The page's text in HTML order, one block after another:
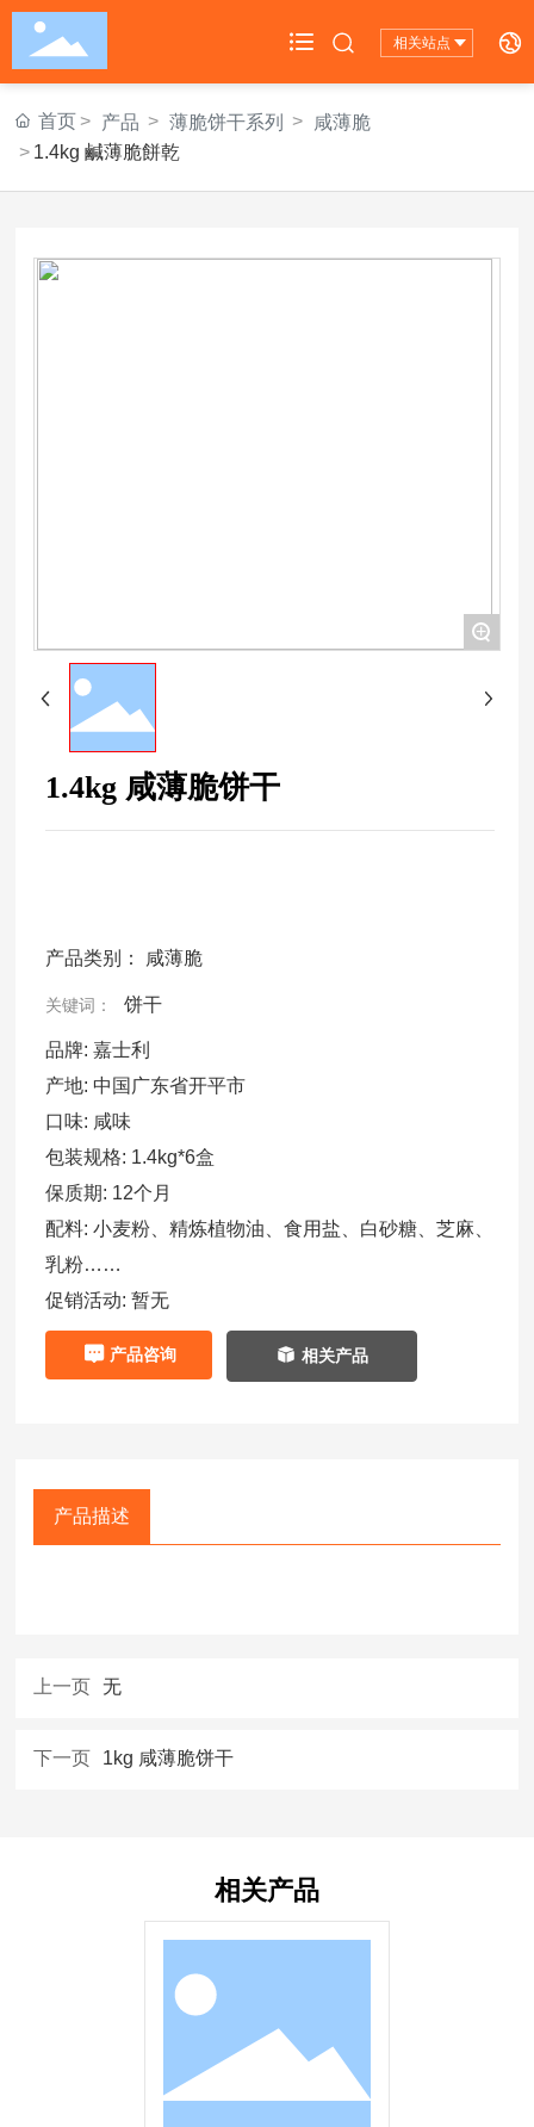
首页
相关站点
首页 产品 薄脆饼干系列
咸薄脆
1.4kg 鹹薄脆餅乾
+
1.4kg 咸薄脆饼干
产品类别： 咸薄脆
关键词： 饼干
品牌:嘉士利
产地: 中国广东省开平市
口味: 咸味
包装规格: 1.4kg*6盒
保质期: 12个月
配料:小麦粉、精炼植物油、食用盐、白砂糖、芝麻、
乳粉……
促销活动:暂无
产品咨询 相关产品
产品描述
上一页 无
下一页 1kg 咸薄脆饼干
相关产品